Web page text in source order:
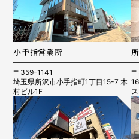
小手指営業所
〒359-1141
埼玉県所沢市小手指町1丁目15-7 木
村ビル1F
16